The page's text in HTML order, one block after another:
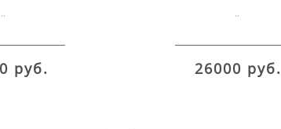
..
руб.
..
26000 руб.